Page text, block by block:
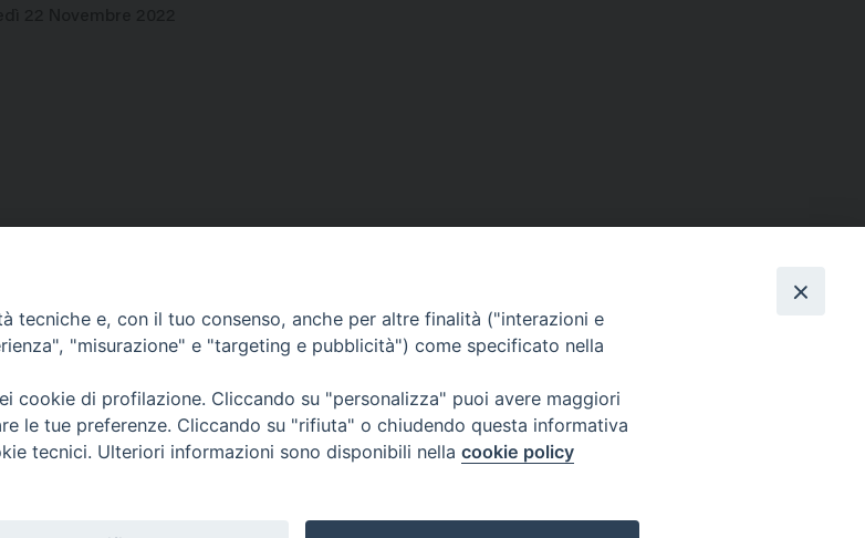
Contatti & Info
C.ne Aurelia, 50 – 00165 Roma
Credits
Scrivi a: cnvf@chiesacattolica.it
Privacy Policy
tecniche e, con il tuo consenso, anche per altre finalità ("interazioni e
"misurazione" e "targeting e pubblicità") come specificato nella
cookie di profilazione. Cliccando su "personalizza" puoi avere maggiori
le tue preferenze. Cliccando su "rifiuta" o chiudendo questa informativa
tecnici. Ulteriori informazioni sono disponibili nella cookie policy